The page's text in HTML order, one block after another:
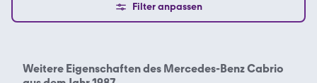
Filter anpassen
Weitere Eigenschaften des Mercedes-Benz Cabrio